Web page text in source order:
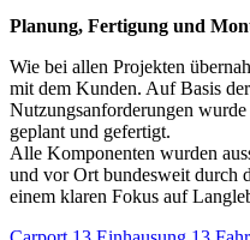
Planung, Fertigung und
Wie bei allen Projekten
mit dem Kunden. Auf Basis
Nutzungsanforderungen wurde
geplant und gefertigt.
Alle Komponenten wurden
und vor Ort bundesweit durch
einem klaren Fokus auf